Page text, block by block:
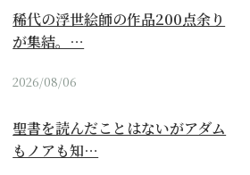
稀代の浮世絵師の作品200点余り
が集結。…
2026/08/06
聖書を読んだことはないがアダム
もノアも知…